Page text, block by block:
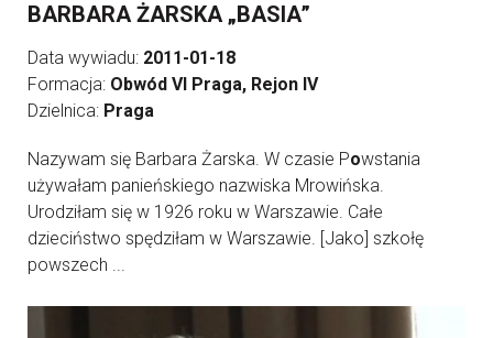
BARBARA ŻARSKA „BASIA”
Data wywiadu: 2011-01-18
Formacja: Obwód VI Praga, Rejon IV
Dzielnica: Praga
Nazywam się Barbara Żarska. W czasie Powstania
używałam panieńskiego nazwiska Mrowińska.
Urodziłam się w 1926 roku w Warszawie. Całe
dzieciństwo spędziłam w Warszawie. [Jako] szkołę
powszech ...